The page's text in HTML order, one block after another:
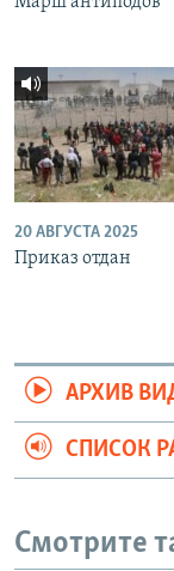
20 АВГУСТА 2025
Приказ отдан
АРХИВ
СПИСОК
Смотрите